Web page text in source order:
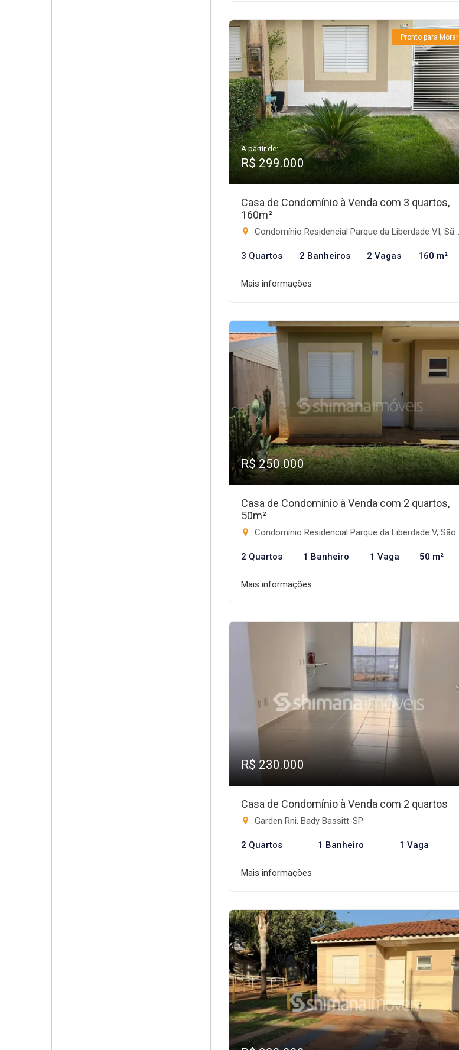
Pronto para Morar
A partir de:
R$ 299.000
Casa de Condomínio à Venda com 3 quartos,
160m²
Condomínio Residencial Parque da Liberdade VI, São José do Rio Preto-SP
3 Quartos 2 Banheiros 2 Vagas 160 m²
Mais informações
R$ 250.000
Casa de Condomínio à Venda com 2 quartos,
50m²
Condomínio Residencial Parque da Liberdade V, São José do Rio Preto-SP
2 Quartos 1 Banheiro 1 Vaga 50 m²
Mais informações
R$ 230.000
Casa de Condomínio à Venda com 2 quartos
Garden Rni, Bady Bassitt-SP
2 Quartos 1 Banheiro 1 Vaga
Mais informações